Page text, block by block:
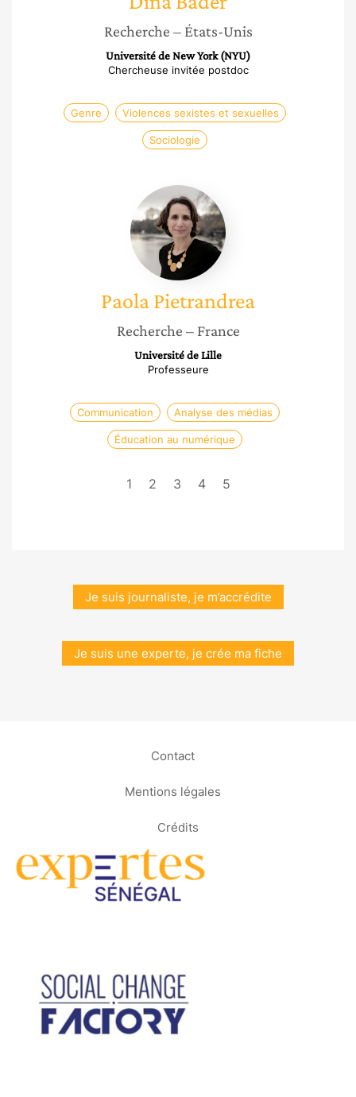
Recherche – États-Unis
Université de New York (NYU)
Chercheuse invitée postdoc
Genre Violences sexistes et sexuelles
Sociologie
Paola
Pietrandrea
PaolaPietrandrea
Recherche – France
Université de Lille
Professeure
Communication Analyse des médias
Éducation au numérique
1 2 3 4 5
Je suis journaliste, je m’accrédite
Je suis une experte, je crée ma fiche
Contact
Mentions légales
Crédits